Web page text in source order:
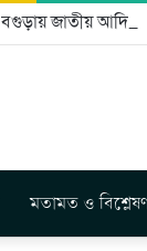
বগুড়ায় জাতীয়
মতামত ও